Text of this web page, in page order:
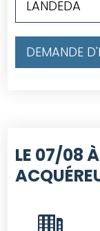
DEMANDE
LE 07/08